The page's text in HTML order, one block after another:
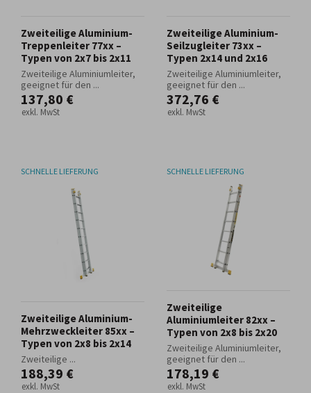
Zweiteilige Aluminium-
Treppenleiter 77xx –
Typen von 2x7 bis 2x11
Zweiteilige Aluminiumleiter,
geeignet für den ...
137,80 €
exkl. MwSt
Zweiteilige Aluminium-
Seilzugleiter 73xx –
Typen 2x14 und 2x16
Zweiteilige Aluminiumleiter,
geeignet für den ...
372,76 €
exkl. MwSt
SCHNELLE LIEFERUNG
Zweiteilige Aluminium-
Mehrzweckleiter 85xx –
Typen von 2x8 bis 2x14
Zweiteilige ...
188,39 €
exkl. MwSt
SCHNELLE LIEFERUNG
Zweiteilige
Aluminiumleiter 82xx –
Typen von 2x8 bis 2x20
Zweiteilige Aluminiumleiter,
geeignet für den ...
178,19 €
exkl. MwSt